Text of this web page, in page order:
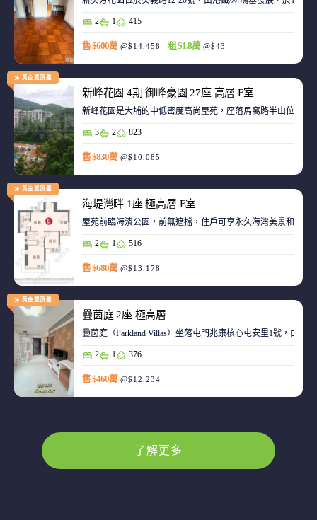
2 1 415
售 $600萬 @$14,458 租 $1.8萬 @$43
黃金置頂盤
新峰花園 4期 御峰豪園 27座 高層 F室
新峰花園是大埔的中低密度高尚屋苑，座落馬窩路半山位置
3 2 823
售 $830萬 @$10,085
黃金置頂盤
海堤灣畔 1座 極高層 E室
屋苑前臨海濱公園，前無遮擋，住戶可享永久海灣美景和赤
2 1 516
售 $680萬 @$13,178
黃金置頂盤
疊茵庭 2座 極高層
疊茵庭（Parkland Villas）坐落屯門兆康核心屯安里1號，由
2 1 376
售 $460萬 @$12,234
了解更多